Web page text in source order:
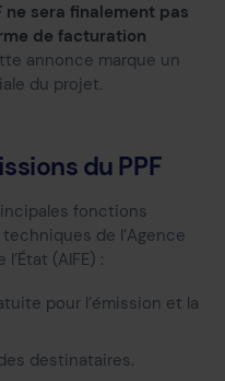
ne sera finalement pas
de facturation
annonce marque un
du projet.
du PPF
fonctions
de l’Agence
(AIFE) :
pour l’émission et la
destinataires.